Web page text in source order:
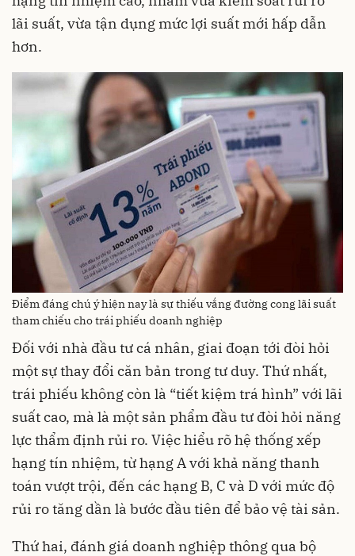
lãi suất, vừa tận dụng mức lợi suất mới hấp dẫn
hơn.
Điểm đáng chú ý hiện nay là sự thiếu vắng đường cong lãi suất
tham chiếu cho trái phiếu doanh nghiệp
Đối với nhà đầu tư cá nhân, giai đoạn tới đòi hỏi
một sự thay đổi căn bản trong tư duy. Thứ nhất,
trái phiếu không còn là “tiết kiệm trá hình” với lãi
suất cao, mà là một sản phẩm đầu tư đòi hỏi năng
lực thẩm định rủi ro. Việc hiểu rõ hệ thống xếp
hạng tín nhiệm, từ hạng A với khả năng thanh
toán vượt trội, đến các hạng B, C và D với mức độ
rủi ro tăng dần là bước đầu tiên để bảo vệ tài sản.
Thứ hai, đánh giá doanh nghiệp thông qua bộ